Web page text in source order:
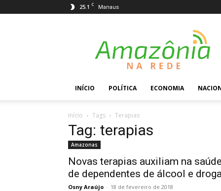
25.1 C Manaus
Rede
INÍCIO POLÍTICA ECONOMIA
Início Tags Terapias
Tag: terapias
Amazonas
Novas terapias auxiliam na
de dependentes de álcool e
Osny Araújo - 18 de fevereiro de 2018